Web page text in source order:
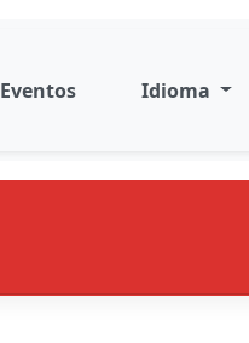
Eventos Idioma